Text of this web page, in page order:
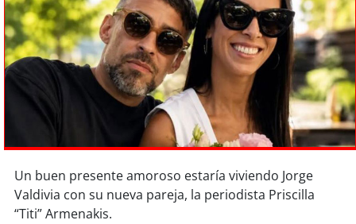
Tecnología
Sostenibilidad
soy
soyiquique
Un buen presente amoroso estaría viviendo Jorge
Valdivia con su nueva pareja, la periodista Priscilla
“Titi” Armenakis.